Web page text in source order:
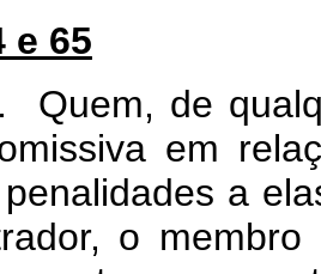
e 65
Quem, de
em
a
o